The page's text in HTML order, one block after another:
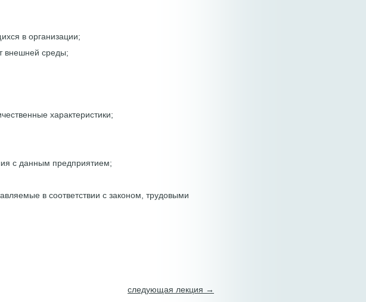
в организации;
внешней среды;
характеристики;
с данным предприятием;
в соответствии с законом, трудовыми
следующая лекция →